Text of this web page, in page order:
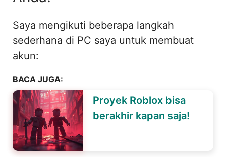
Saya mengikuti beberapa langkah
sederhana di PC saya untuk membuat
akun:
BACA JUGA:
Proyek Roblox bisa
berakhir kapan saja!